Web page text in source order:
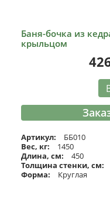
Баня-бочка из
крыльцом
Артикул:
ББ010
Вес, кг:
1450
Длина, см:
450
Толщина стенки, см:
Форма:
Круглая